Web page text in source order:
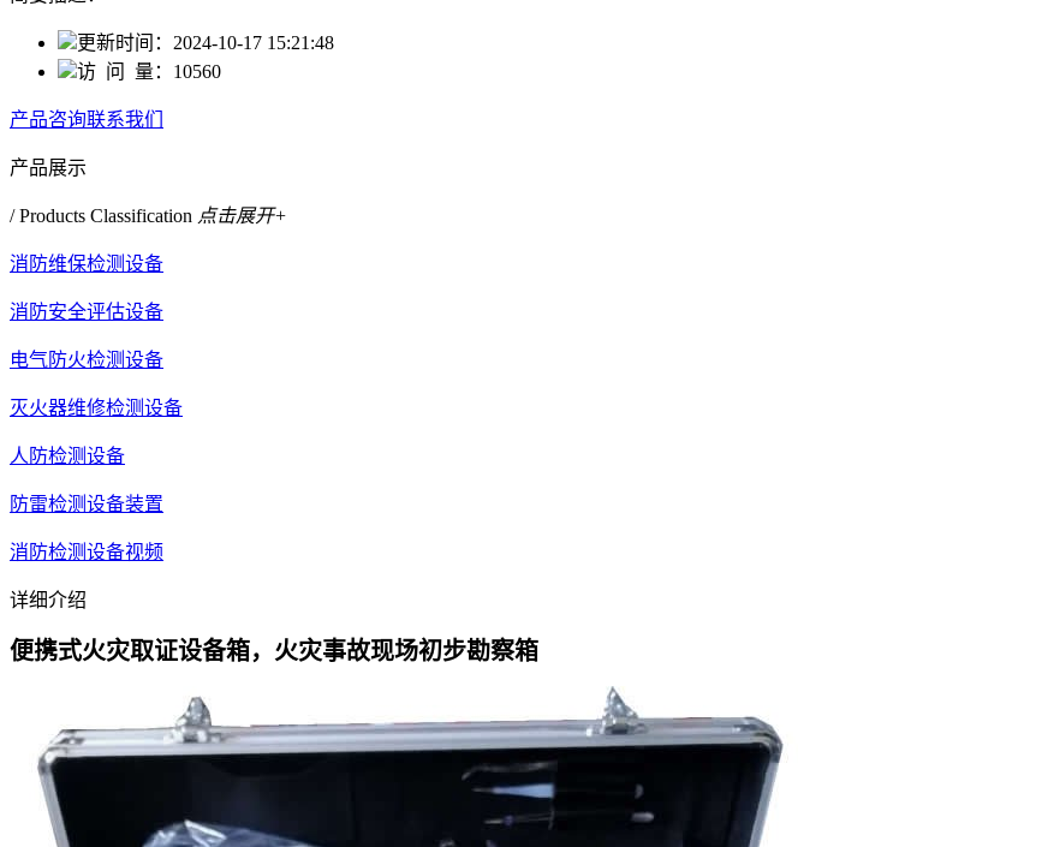
更新时间： 2024-10-17 15:21:48
访 问 量： 10560
产品咨询联系我们
产品展示
/ Products Classification 点击展开+
消防维保检测设备
消防安全评估设备
电气防火检测设备
灭火器维修检测设备
人防检测设备
防雷检测设备装置
消防检测设备视频
详细介绍
便携式火灾取证设备箱，火灾事故现场初步勘察箱